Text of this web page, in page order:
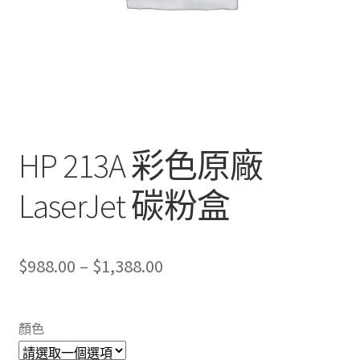
HP 213A 彩色原廠
LaserJet 碳粉盒
$988.00 – $1,388.00Price
顏色